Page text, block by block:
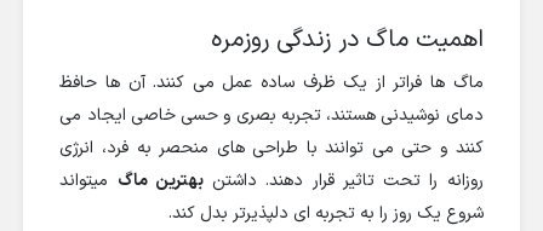
اهمیت ماگ در زندگی روزمره
ماگ ها فراتر از یک ظرف ساده عمل می کنند. آن ها حافظ
دمای نوشیدنی هستند، تجربه بصری و حسی خاصی ایجاد می
کنند و حتی می توانند با طراحی های منحصر به فرد، انرژی
روزانه را تحت تاثیر قرار دهند. داشتنبهترین ماگ میتواند
شروع یک روز را به تجربه ای دلپذیرتر بدل کند.